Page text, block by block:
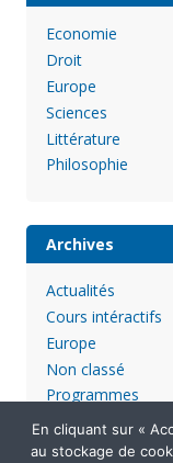
Economie
Droit
Europe
Sciences
Littérature
Philosophie
Archives
Actualités
Cours intéractifs
Europe
Non classé
Programmes
En cliquant sur «
au stockage de